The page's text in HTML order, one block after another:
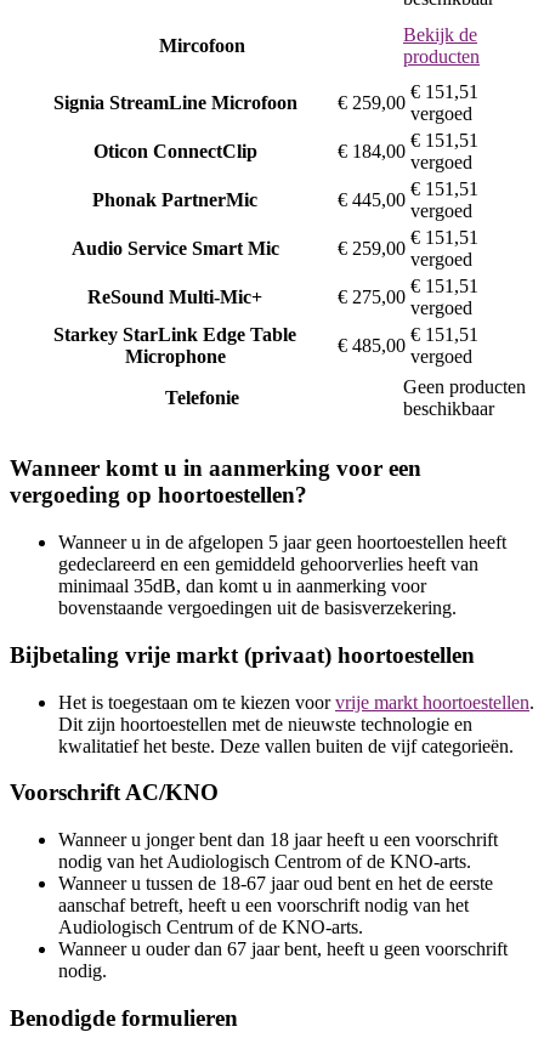
Mircofoon
Bekijk de
producten
Signia StreamLine Microfoon € 259,00
€ 151,51
vergoed
Oticon ConnectClip € 184,00
€ 151,51
vergoed
Phonak PartnerMic € 445,00
€ 151,51
vergoed
Audio Service Smart Mic € 259,00
€ 151,51
vergoed
ReSound Multi-Mic+ € 275,00
€ 151,51
vergoed
Starkey StarLink Edge Table
Microphone
€ 485,00
€ 151,51
vergoed
Telefonie
Geen producten
beschikbaar
Wanneer komt u in aanmerking voor een
vergoeding op hoortoestellen?
Wanneer u in de afgelopen 5 jaar geen hoortoestellen heeft
gedeclareerd en een gemiddeld gehoorverlies heeft van
minimaal 35dB, dan komt u in aanmerking voor
bovenstaande vergoedingen uit de basisverzekering.
Bijbetaling vrije markt (privaat) hoortoestellen
Het is toegestaan om te kiezen voorvrije markt hoortoestellen.
Dit zijn hoortoestellen met de nieuwste technologie en
kwalitatief het beste. Deze vallen buiten de vijf categorieën.
Voorschrift AC/KNO
Wanneer u jonger bent dan 18 jaar heeft u een voorschrift
nodig van het Audiologisch Centrom of de KNO-arts.
Wanneer u tussen de 18-67 jaar oud bent en het de eerste
aanschaf betreft, heeft u een voorschrift nodig van het
Audiologisch Centrum of de KNO-arts.
Wanneer u ouder dan 67 jaar bent, heeft u geen voorschrift
nodig.
Benodigde formulieren